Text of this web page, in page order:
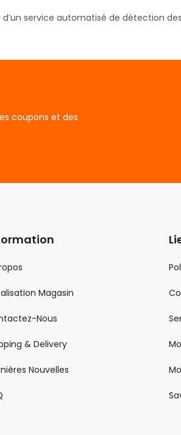
service automatisé de détection
coupons et des
Magasin
Nous
& Delivery
Nouvelles